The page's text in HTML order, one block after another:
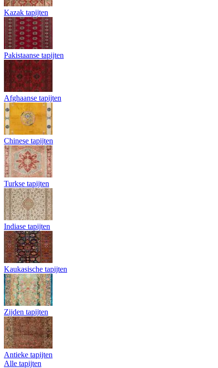
Kazak tapijten
Pakistaanse tapijten
Afghaanse tapijten
Chinese tapijten
Turkse tapijten
Indiase tapijten
Kaukasische tapijten
Zijden tapijten
Antieke tapijten
Alle tapijten